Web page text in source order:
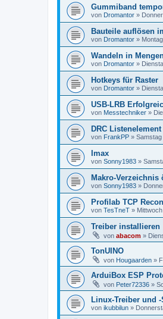
Gummiband
von Dromantor »
Bauteile auflösen
von Dromantor »
Wandeln in
von Dromantor »
Hotkeys für Raster
von Dromantor »
USB-LRB
von Messtechniker »
DRC
von FrankPP »
Imax
von Sonny1983 »
Makro-Verzeichnis
von Sonny1983 »
Profilab TCP
von TesTneT »
Treiber installieren
von abacom »
TonUINO
von Hougaarden »
ArduiBox ESP
von Peter72336 »
Linux-Treiber und
von ikubbilun »